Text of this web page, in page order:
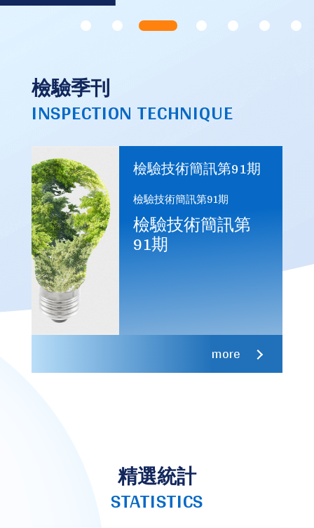
檢驗季刊
INSPECTION TECHNIQUE
檢驗技術簡訊第91期
檢驗技術簡訊第91期
檢驗技術簡訊第
91期
more
精選統計
STATISTICS